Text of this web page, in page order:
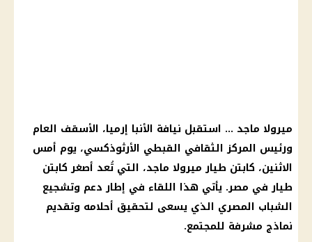
ميرولا ماجد … استقبل نيافة الأنبا إرميا، الأسقف العام
ورئيس المركز الثقافي القبطي الأرثوذكسي، يوم أمس
الاثنين، كابتن طيارميرولا ماجد، التي تُعد أصغر كابتن
طيار في مصر. يأتي هذا اللقاء في إطاردعم وتشجيع
الشباب المصري الذي يسعى لتحقيق أحلامه وتقديم
نماذج مشرفة للمجتمع.